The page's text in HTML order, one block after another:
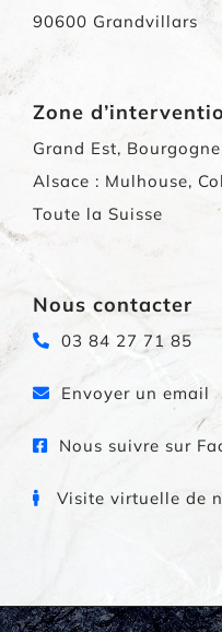
90600 Grandvillars
Zone
Grand Est,
Alsace : Mulhouse,
Toute la Suisse
Nous contacter
03 84 27 71 85
Envoyer un email
Nous suivre sur
Visite virtuelle de